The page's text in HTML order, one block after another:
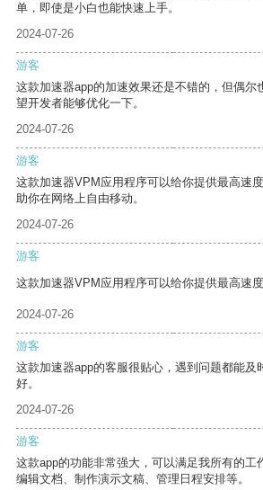
单，即使是小白也能快速上手。
2024-07-26
游客
这款加速器app的加速效果还是不错的，但偶尔
望开发者能够优化一下。
2024-07-26
游客
这款加速器VPM应用程序可以给你提供最高速
助你在网络上自由移动。
2024-07-26
游客
这款加速器VPM应用程序可以给你提供最高速度
2024-07-26
游客
这款加速器app的客服很贴心，遇到问题都能及
好。
2024-07-26
游客
这款app的功能非常强大，可以满足我所有的工
编辑文档、制作演示文稿、管理日程安排等。